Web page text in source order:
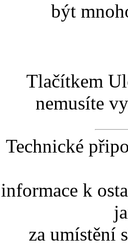
být
Tlačítkem
nemusíte
Technické
informace k
za umístění